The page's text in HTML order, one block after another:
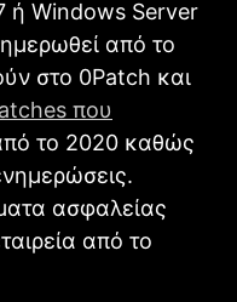
ή Windows Server
από το
στο 0Patch και
που
το 2020 καθώς
ασφαλείας
από το